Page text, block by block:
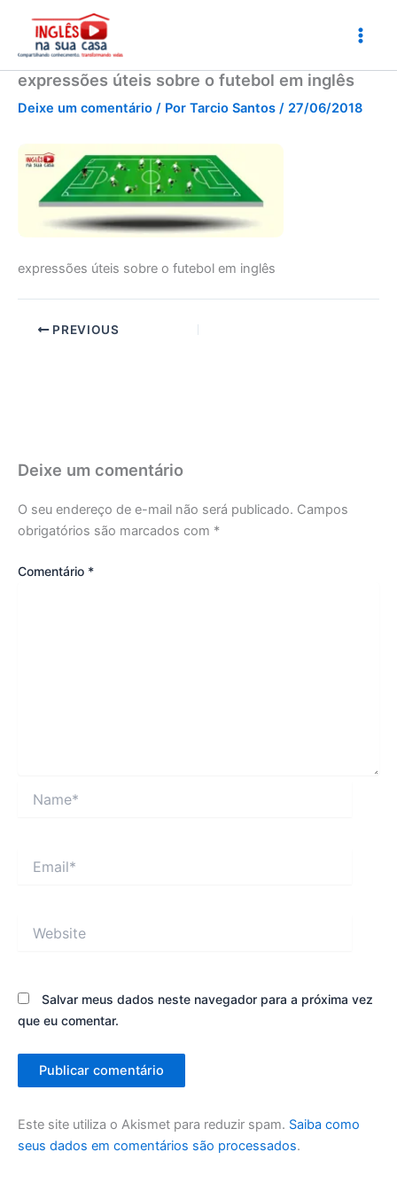
conteúdo
expressões úteis sobre o futebol em inglês
Deixe um comentário / Por Tarcio Santos / 27/06/2018
expressões úteis sobre o futebol em inglês
PREVIOUS
Deixe um comentário
O seu endereço de e-mail não será publicado. Campos
obrigatórios são marcados com *
Comentário *
Salvar meus dados neste navegador para a próxima vez
que eu comentar.
Este site utiliza o Akismet para reduzir spam. Saiba como
seus dados em comentários são processados.